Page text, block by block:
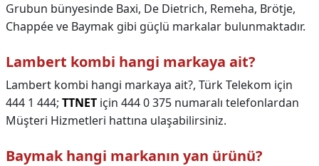
Grubun bünyesinde Baxi, De Dietrich, Remeha, Brötje,
Chappée ve Baymak gibi güçlü markalar bulunmaktadır.
Lambert kombi hangi markaya ait?
Lambert kombi hangi markaya ait?, Türk Telekom için
444 1 444; TTNET için 444 0 375 numaralı telefonlardan
Müşteri Hizmetleri hattına ulaşabilirsiniz.
Baymak hangi markanın yan ürünü?